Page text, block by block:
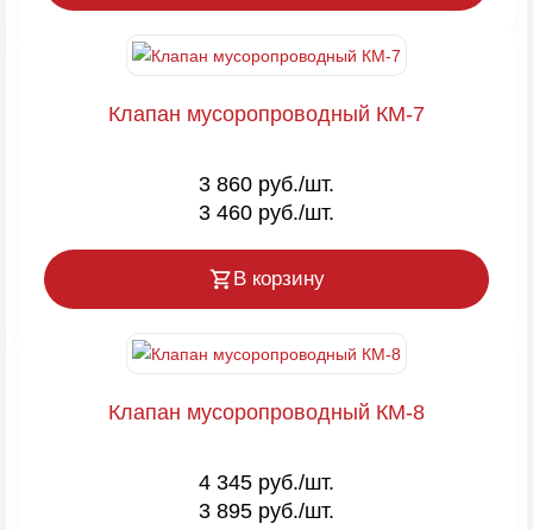
Клапан мусоропроводный КМ-7
3 860 руб./шт.
3 460 руб./шт.
В корзину
Клапан мусоропроводный КМ-8
4 345 руб./шт.
3 895 руб./шт.